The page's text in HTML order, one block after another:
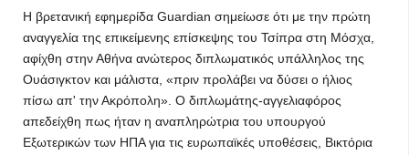
Η βρετανική εφημερίδα Guardian σημείωσε ότι με την πρώτη
αναγγελία της επικείμενης επίσκεψης του Τσίπρα στη Μόσχα,
αφίχθη στην Αθήνα ανώτερος διπλωματικός υπάλληλος της
Ουάσιγκτον και μάλιστα, «πριν προλάβει να δύσει ο ήλιος
πίσω απ' την Ακρόπολη». Ο διπλωμάτης-αγγελιαφόρος
απεδείχθη πως ήταν η αναπληρώτρια του υπουργού
Εξωτερικών των ΗΠΑ για τις ευρωπαϊκές υποθέσεις, Βικτόρια